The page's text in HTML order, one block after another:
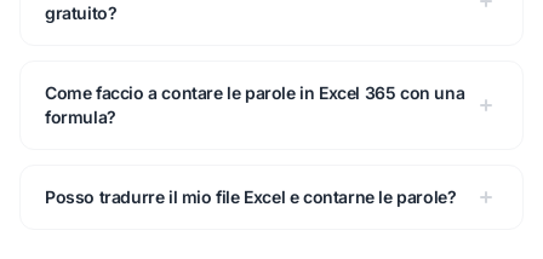
gratuito?
Come faccio a contare le parole in Excel 365 con una
formula?
Posso tradurre il mio file Excel e contarne le parole?